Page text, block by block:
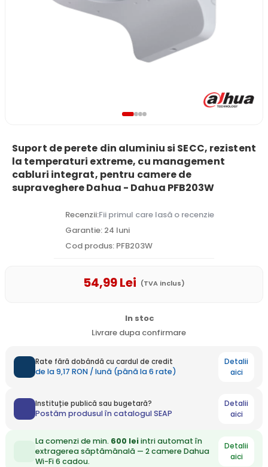
Suport de perete din aluminiu si SECC, rezistent
la temperaturi extreme, cu management
cabluri integrat, pentru camere de
supraveghere Dahua - Dahua PFB203W
Recenzii:Fii primul care lasă o recenzie
Garantie: 24 luni
Cod produs: PFB203W
54,99Lei (TVA inclus)
In stoc
Livrare dupa confirmare
Rate fără dobândă cu cardul de credit
de la 9,17 RON / lună (până la 6 rate)
Detalii
aici
Instituție publică sau bugetară?
Postăm produsul în catalogul SEAP
Detalii
aici
La comenzi de min. 600 leiintri automat în
extragerea săptămânală — 2 camere Dahua
Wi-Fi 6 cadou.
Detalii
aici